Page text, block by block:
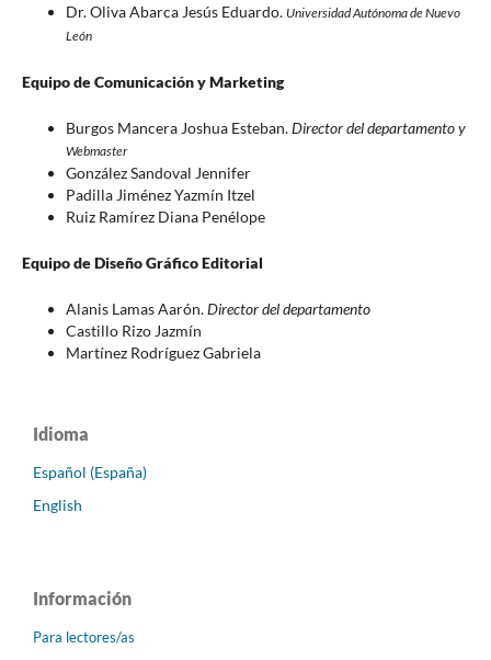
Dr. Oliva Abarca Jesús Eduardo. Universidad Autónoma de Nuevo
León
Equipo de Comunicación y Marketing
Burgos Mancera Joshua Esteban.Director del departamento y
Webmaster
González Sandoval Jennifer
Padilla Jiménez Yazmín Itzel
Ruiz Ramírez Diana Penélope
Equipo de Diseño Gráfico Editorial
Alanis Lamas Aarón.Director del departamento
Castillo Rizo Jazmín
Martínez Rodríguez Gabriela
Idioma
Español (España)
English
Información
Para lectores/as